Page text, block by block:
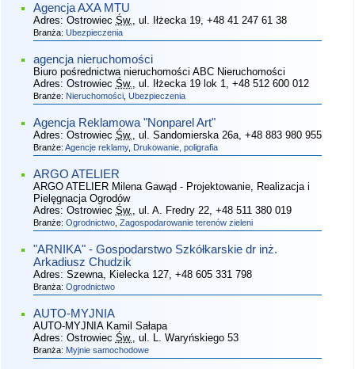
Agencja AXA MTU
Adres: Ostrowiec Św. , ul. Iłżecka 19, +48 41 247 61 38
Branża: Ubezpieczenia
agencja nieruchomości
Biuro pośrednictwa nieruchomości ABC Nieruchomości
Adres: Ostrowiec Św. , ul. Iłżecka 19 lok 1 , +48 512 600 012
Branże: Nieruchomości, Ubezpieczenia
Agencja Reklamowa "Nonparel Art"
Adres: Ostrowiec Św. , ul. Sandomierska 26a, +48 883 980 955
Branże: Agencje reklamy, Drukowanie, poligrafia
ARGO ATELIER
ARGO ATELIER Milena Gawąd - Projektowanie, Realizacja i
Pielęgnacja Ogrodów
Adres: Ostrowiec Św. , ul. A. Fredry 22, +48 511 380 019
Branże: Ogrodnictwo, Zagospodarowanie terenów zieleni
"ARNIKA" - Gospodarstwo Szkółkarskie dr inż.
Arkadiusz Chudzik
Adres: Szewna, Kielecka 127, +48 605 331 798
Branża: Ogrodnictwo
AUTO-MYJNIA
AUTO-MYJNIA Kamil Sałapa
Adres: Ostrowiec Św. , ul. L. Waryńskiego 53
Branża: Myjnie samochodowe